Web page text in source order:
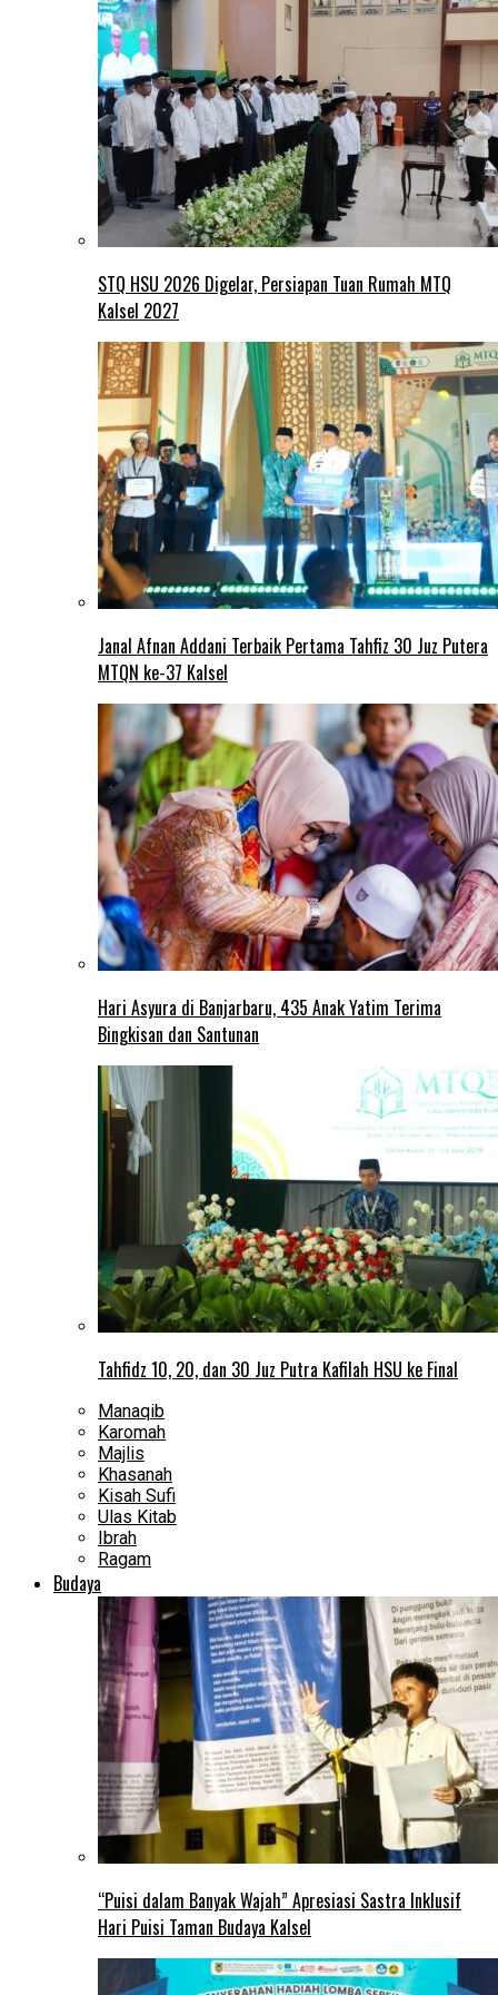
STQ HSU 2026 Digelar, Persiapan Tuan Rumah MTQ
Kalsel 2027
Janal Afnan Addani Terbaik Pertama Tahfiz 30 Juz Putera
MTQN ke-37 Kalsel
Hari Asyura di Banjarbaru, 435 Anak Yatim Terima
Bingkisan dan Santunan
Tahfidz 10, 20, dan 30 Juz Putra Kafilah HSU ke Final
Manaqib
Karomah
Majlis
Khasanah
Kisah Sufi
Ulas Kitab
Ibrah
Ragam
Budaya
“Puisi dalam Banyak Wajah” Apresiasi Sastra Inklusif
Hari Puisi Taman Budaya Kalsel